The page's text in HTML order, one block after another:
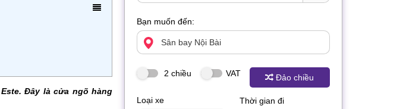
Đây là cửa ngõ hàng
Bạn muốn đến:
2 chiều VAT Đảo chiều
Loại xe Thời gian đi